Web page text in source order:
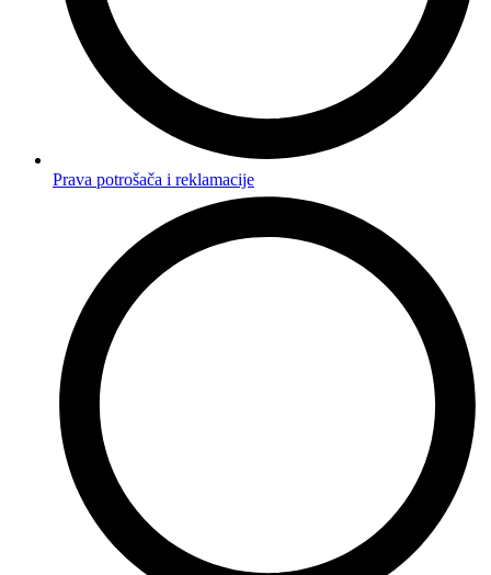
Prava potrošača i reklamacije